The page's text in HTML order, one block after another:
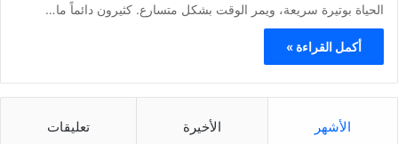
الحياة بوتيرة سريعة، ويمر الوقت بشكل متسارع. كثيرون دائماً ما…
أكمل القراءة »
الأشهر الأخيرة تعليقات